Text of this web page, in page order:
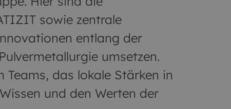
sowie zentrale
entlang der
umsetzen.
Teams, das lokale Stärken in
und den Werten der